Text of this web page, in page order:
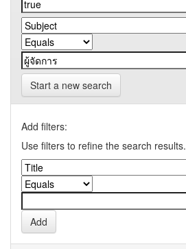
Start a new search
Add filters:
Use filters to refine the search results.